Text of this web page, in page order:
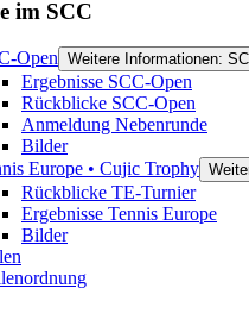
im SCC
Open Weitere Informationen:
Ergebnisse SCC-Open
Rückblicke SCC-Open
Anmeldung Nebenrunde
Bilder
Europe • Cujic Trophy
Rückblicke TE-Turnier
Ergebnisse Tennis Europe
Bilder